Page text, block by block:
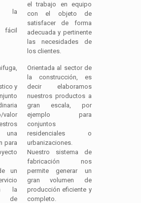
la
y
valor
para
un
la
de
el trabajo en equipo
con el objeto de
satisfacer de forma
adecuada y pertinente
las necesidades de
los clientes.
Orientada al sector de
la construcción, es
decir elaboramos
nuestros productos a
gran escala, por
ejemplo para
conjuntos
residenciales o
urbanizaciones.
Nuestro sistema de
fabricación nos
permite generar un
gran volumen de
producción eficiente y
completo.